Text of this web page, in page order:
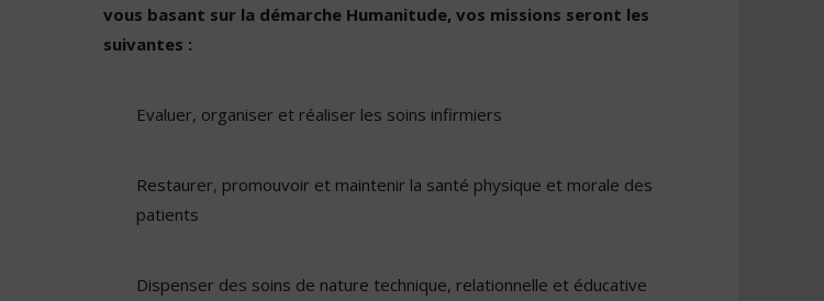
vous basant sur la démarche Humanitude, vos missions seront les
suivantes :
Evaluer, organiser et réaliser les soins infirmiers
Restaurer, promouvoir et maintenir la santé physique et morale des
patients
Dispenser des soins de nature technique, relationnelle et éducative